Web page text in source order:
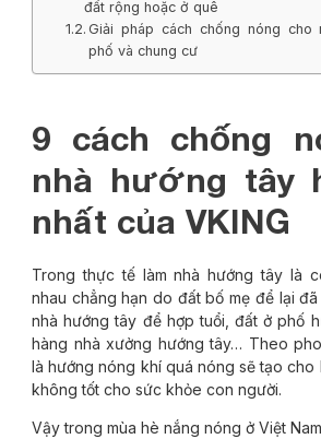
đất rộng hoặc ở quê
Giải pháp cách chống nóng cho
phố và chung cư
9 cách chống
nhà hướng tây
nhất của VKING
Trong thực tế làm nhà hướng tây là
nhau chẳng hạn do đất bố mẹ để lại
nhà hướng tây để hợp tuổi, đất ở phố
hàng nhà xưởng hướng tây… Theo
là hướng nóng khí quá nóng sẽ tạo cho
không tốt cho sức khỏe con người.
Vậy trong mùa hè nắng nóng ở Việt